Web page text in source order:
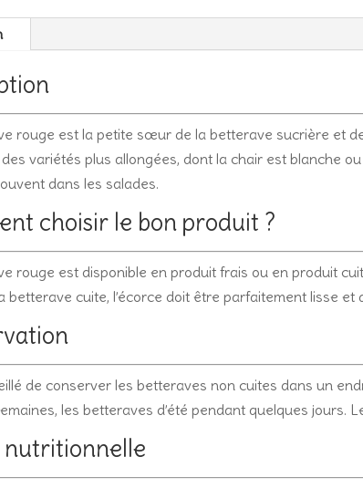
rouge est la petite sœur de la betterave sucrière et
variétés plus allongées, dont la chair est blanche
dans les salades.
choisir le bon produit ?
rouge est disponible en produit frais ou en produit
betterave cuite, l’écorce doit être parfaitement lisse
de conserver les betteraves non cuites dans un
les betteraves d’été pendant quelques
nutritionnelle